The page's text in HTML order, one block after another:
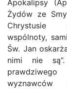
Apokalipsy
Żydów ze
Chrystusie
wspólnoty,
Św. Jan
nimi nie